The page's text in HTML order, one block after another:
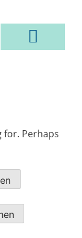
for. Perhaps